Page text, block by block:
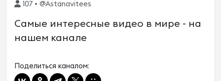
107 • @Astanavitees
Самые интересные видео в мире - на
нашем канале
Поделиться каналом: